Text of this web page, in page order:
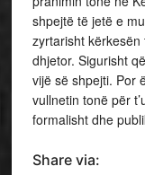
shpejtë të jetë e
zyrtarisht kërkesën
dhjetor. Sigurisht
vijë së shpejti. Por
vullnetin tonë për
formalisht dhe
Share via: